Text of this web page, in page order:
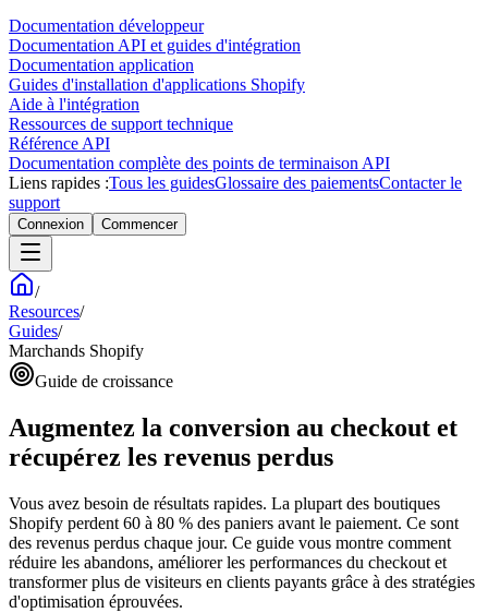
Documentation développeur
Documentation API et guides d'intégration
Documentation application
Guides d'installation d'applications Shopify
Aide à l'intégration
Ressources de support technique
Référence API
Documentation complète des points de terminaison API
Liens rapides :Tous les guidesGlossaire des paiementsContacter le
support
Connexion Commencer
/
Resources/
Guides/
Marchands Shopify
Guide de croissance
Augmentez la conversion au checkout et
récupérez les revenus perdus
Vous avez besoin de résultats rapides. La plupart des boutiques
Shopify perdent 60 à 80 % des paniers avant le paiement. Ce sont
des revenus perdus chaque jour. Ce guide vous montre comment
réduire les abandons, améliorer les performances du checkout et
transformer plus de visiteurs en clients payants grâce à des stratégies
d'optimisation éprouvées.